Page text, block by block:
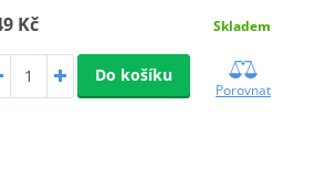
Kč Skladem
Do košíku
Porovnat